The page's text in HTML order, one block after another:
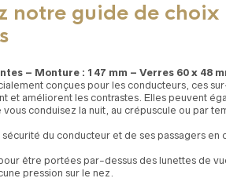
notre guide de choix
– Monture : 147 mm – Verres 60 x 48
conçues pour les conducteurs, ces
et améliorent les contrastes. Elles peuvent
conduisez la nuit, au crépuscule ou par
du conducteur et de ses passagers en
être portées par-dessus des lunettes de
pression sur le nez.